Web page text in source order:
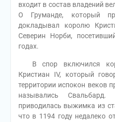
входит в состав владений
О Груманде, который
докладывал королю
Северин Норби,
годах.
В спор включился
Кристиан IV, который
территории испокон веков
назывались
приводилась выжимка из
что в 1194 году недалеко